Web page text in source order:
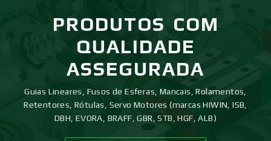
PRODUTOS COM
QUALIDADE
ASSEGURADA
Guias Lineares, Fusos de Esferas, Mancais, Rolamentos,
Retentores, Rótulas, Servo Motores (marcas HIWIN, ISB,
DBH, EVORA, BRAFF, GBR, STB, HGF, ALB)